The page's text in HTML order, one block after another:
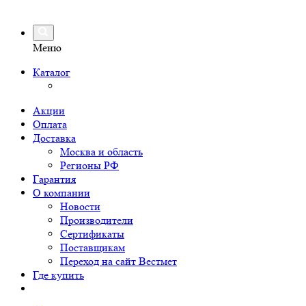
Меню
Каталог
Акции
Оплата
Доставка
Москва и область
Регионы РФ
Гарантия
О компании
Новости
Производители
Сертификаты
Поставщикам
Переход на сайт Вестмет
Где купить